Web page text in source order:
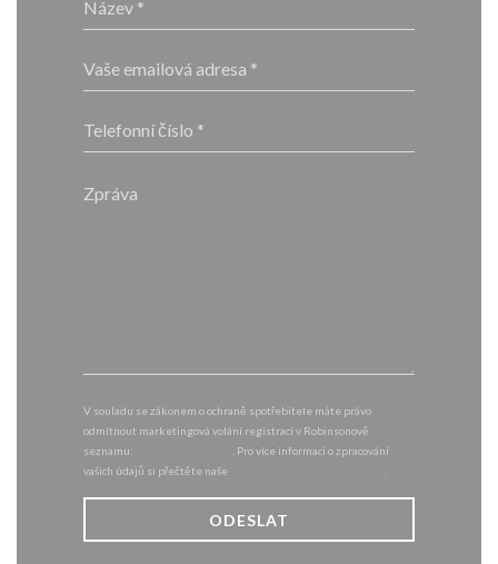
V souladu se zákonem o ochraně spotřebitele máte právo
odmítnout marketingová volání registrací v Robinsonově
seznamu:
. Pro více informací o zpracování
vašich údajů si přečtěte naše